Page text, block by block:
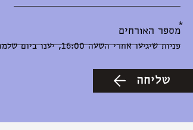
תאריך
יום
חודש
שנה
פניות שיגיעו אחרי השעה 16:00, יענו ביום שלמחרת